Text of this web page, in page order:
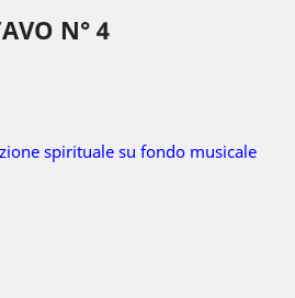
N° 4
spirituale su fondo musicale